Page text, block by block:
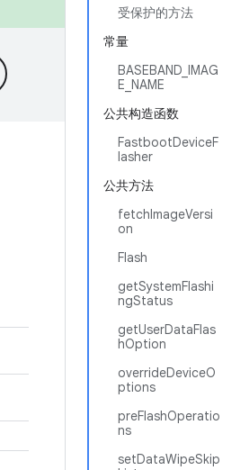
受保护的方法
常量
BASEBAND_IMAG
E_NAME
公共构造函数
FastbootDeviceF
lasher
公共方法
fetchImageVersi
on
Flash
getSystemFlashi
ngStatus
getUserDataFlas
hOption
overrideDeviceO
ptions
preFlashOperatio
ns
setDataWipeSkip